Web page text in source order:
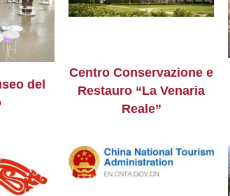
del
Centro Conservazione e
Restauro “La Venaria
Reale”